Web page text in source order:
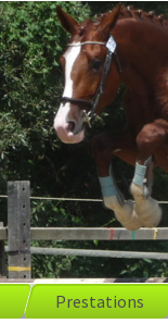
Prestations